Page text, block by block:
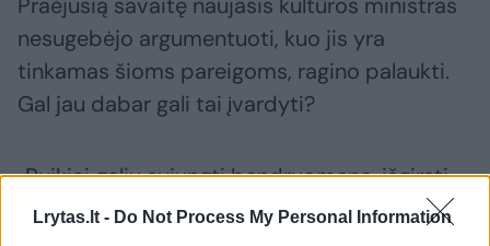
Lrytas.lt - Do Not Process My Personal Information
nesugebėjo argumentuoti, kuo jis yra
tinkamas šioms pareigoms, ragino palaukti.
Gal jau dabar gali tai įvardyti?
„Puikiai galiu sujungti bendruomenę, išgirsti
Kultūros ministerijos darbą kaip